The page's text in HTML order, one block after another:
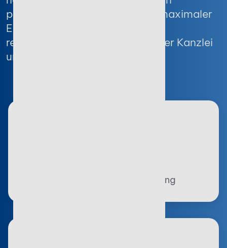
profitieren unsere Kunden von maximaler
Effizienz, Rechtssicherheit und
reibungslosen Prozessen – in ihrer Kanzlei
und darüber hinaus.
leistungsstarken, vernetzten Lösung